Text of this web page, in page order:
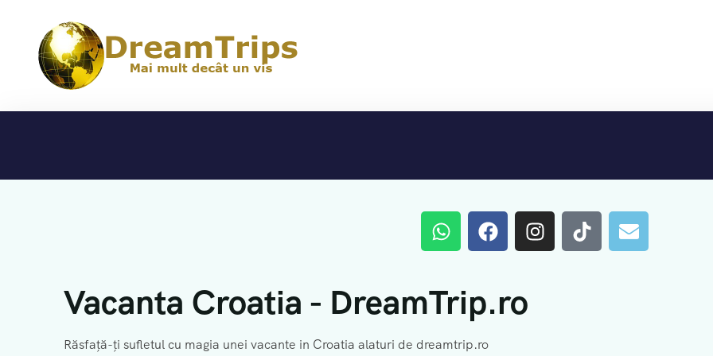
Vacanta Croatia - DreamTrip.ro
Răsfață-ți sufletul cu magia unei vacante in Croatia alaturi de dreamtrip.ro